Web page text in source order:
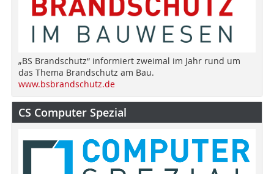
„BS Brandschutz“ informiert zweimal im Jahr rund um
das Thema Brandschutz am Bau.
www.bsbrandschutz.de
CS Computer Spezial